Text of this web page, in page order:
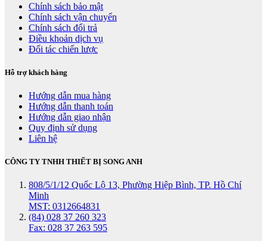
Chính sách bảo mật
Chính sách vận chuyển
Chính sách đổi trả
Điều khoản dịch vụ
Đối tác chiến lược
Hỗ trợ khách hàng
Hướng dẫn mua hàng
Hướng dẫn thanh toán
Hướng dẫn giao nhận
Quy định sử dụng
Liên hệ
CÔNG TY TNHH THIẾT BỊ SONG ANH
808/5/1/12 Quốc Lộ 13, Phường Hiệp Bình, TP. Hồ Chí
Minh
MST: 0312664831
(84) 028 37 260 323
Fax: 028 37 263 595